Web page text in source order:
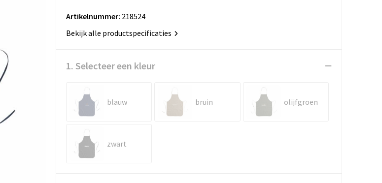
Artikelnummer: 218524
Bekijk alle productspecificaties
1. Selecteer een kleur
blauw bruin olijfgroen
zwart